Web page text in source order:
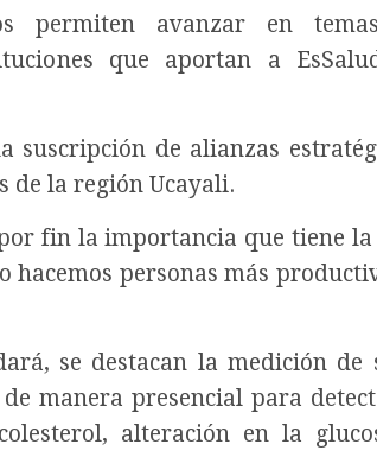
permiten avanzar en
que aportan a
de alianzas
de la región Ucayali.
fin la importancia que tiene
personas más
se destacan la medición de
manera presencial para
alteración en la